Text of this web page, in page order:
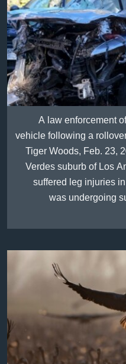
A law enforcement
vehicle following a
Tiger Woods, Feb. 23,
Verdes suburb of Los
suffered leg injuries
was undergoing